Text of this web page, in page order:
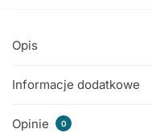
Opis
Informacje dodatkowe
Opinie 0